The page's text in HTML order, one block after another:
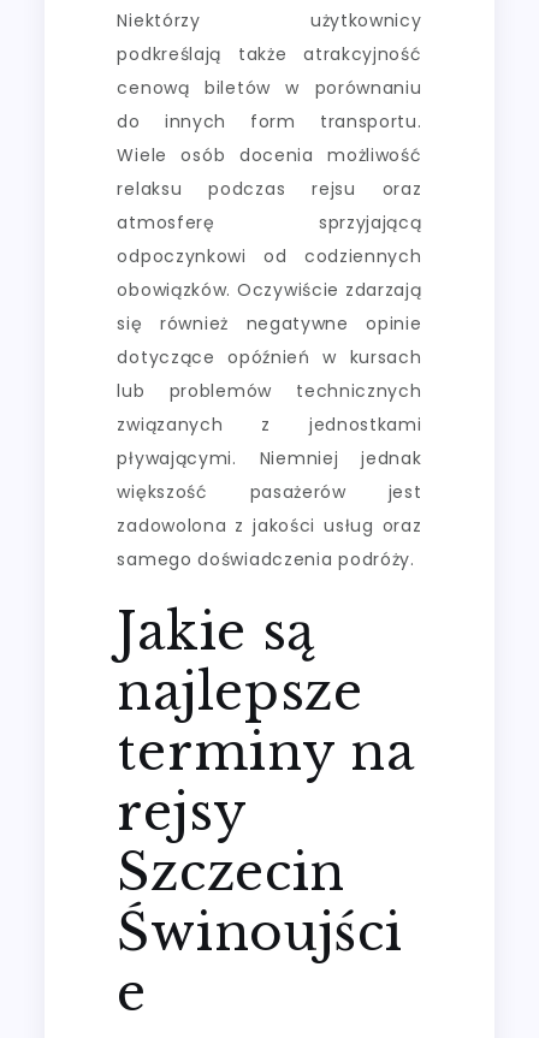
Niektórzy użytkownicy
podkreślają także atrakcyjność
cenową biletów w porównaniu
do innych form transportu.
Wiele osób docenia możliwość
relaksu podczas rejsu oraz
atmosferę sprzyjającą
odpoczynkowi od codziennych
obowiązków. Oczywiście zdarzają
się również negatywne opinie
dotyczące opóźnień w kursach
lub problemów technicznych
związanych z jednostkami
pływającymi. Niemniej jednak
większość pasażerów jest
zadowolona z jakości usług oraz
samego doświadczenia podróży.
Jakie są
najlepsze
terminy na
rejsy
Szczecin
Świnoujści
e